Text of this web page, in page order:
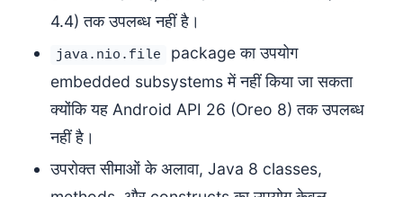
4.4) तक उपलब्ध नहीं है।
java.nio.file
package का उपयोग
embedded subsystems में नहीं किया जा सकता
क्योंकि यह Android API 26 (Oreo 8) तक उपलब्ध
नहीं है।
उपरोक्त सीमाओं के अलावा, Java 8 classes,